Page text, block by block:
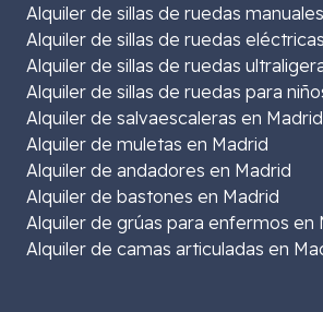
Alquiler de sillas de ruedas
Alquiler de sillas de ruedas
Alquiler de sillas de ruedas
Alquiler de sillas de ruedas para
Alquiler de salvaescaleras en Madrid
Alquiler de muletas en Madrid
Alquiler de andadores en Madrid
Alquiler de bastones en Madrid
Alquiler de grúas para enfermos en
Alquiler de camas articuladas en